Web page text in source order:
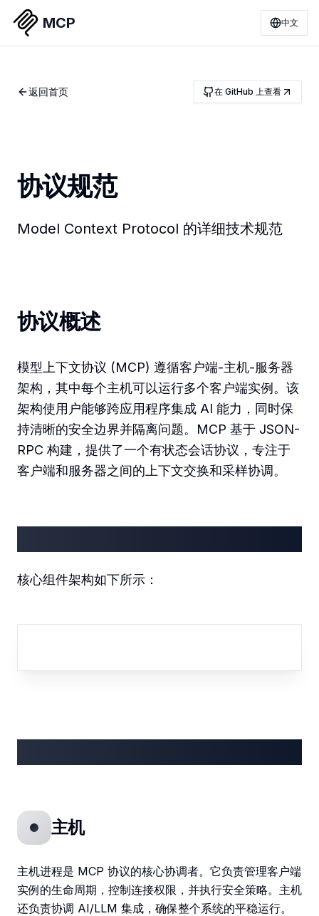
MCP 中文
返回首页 在 GitHub 上查看
协议规范
Model Context Protocol 的详细技术规范
协议概述
模型上下文协议 (MCP) 遵循客户端-主机-服务器
架构，其中每个主机可以运行多个客户端实例。该
架构使用户能够跨应用程序集成 AI 能力，同时保
持清晰的安全边界并隔离问题。MCP 基于 JSON-
RPC 构建，提供了一个有状态会话协议，专注于
客户端和服务器之间的上下文交换和采样协调。
核心组件架构如下所示：
主机
主机进程是 MCP 协议的核心协调者。它负责管理客户端
实例的生命周期，控制连接权限，并执行安全策略。主机
还负责协调 AI/LLM 集成，确保整个系统的平稳运行。